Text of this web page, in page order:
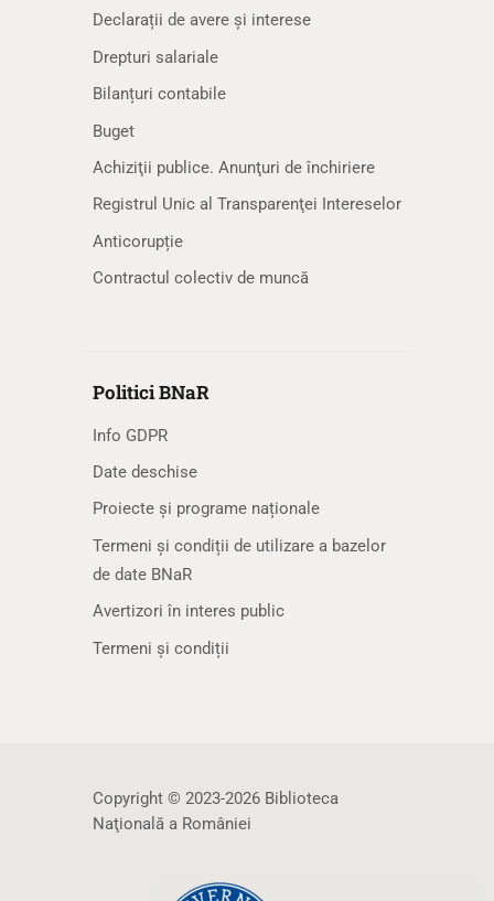
Declarații de avere și interese
Drepturi salariale
Bilanțuri contabile
Buget
Achiziţii publice. Anunţuri de închiriere
Registrul Unic al Transparenţei Intereselor
Anticorupție
Contractul colectiv de muncă
Politici BNaR
Info GDPR
Date deschise
Proiecte și programe naționale
Termeni și condiții de utilizare a bazelor
de date BNaR
Avertizori în interes public
Termeni și condiții
Copyright © 2023-2026 Biblioteca
Naţională a României